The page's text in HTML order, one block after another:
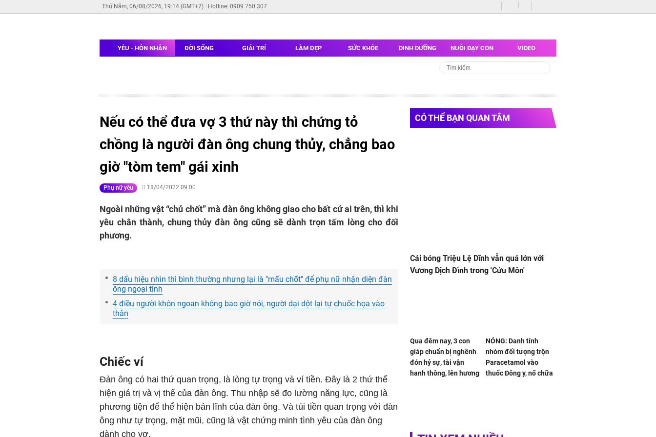
Thứ Năm, 06/08/2026, 19:14 (GMT+7) Hotline: 0909 750 307
YÊU - HÔN NHÂN ĐỜI SỐNG GIẢI TRÍ LÀM ĐẸP SỨC KHỎE DINH DƯỠNG NUÔI DẠY CON VIDEO
Nếu có thể đưa vợ 3 thứ này thì chứng tỏ
chồng là người đàn ông chung thủy, chẳng bao
giờ "tòm tem" gái xinh
Ngoài những vật “chủ chốt” mà đàn ông không giao cho bất cứ ai trên, thì khi
yêu chân thành, chung thủy đàn ông cũng sẽ dành trọn tấm lòng cho đối
8 dấu hiệu nhìn thì bình thường nhưng lại là "mấu chốt" để phụ nữ nhận diện đàn
ông ngoại tình
4 điều người khôn ngoan không bao giờ nói, người dại dột lại tự chuốc họa vào
Đàn ông có hai thứ quan trọng, là lòng tự trọng và ví tiền. Đây là 2 thứ thể
hiện giá trị và vị thế của đàn ông. Thu nhập sẽ đo lường năng lực, cũng là
phương tiện để thể hiện bản lĩnh của đàn ông. Và túi tiền quan trọng với đàn
ông như tự trọng, mặt mũi, cũng là vật chứng minh tình yêu của đàn ông
CÓ THỂ BẠN QUAN TÂM
Cái bóng Triệu Lệ Dĩnh vẫn quá lớn với
Qua đêm nay, 3 con
giáp chuẩn bị nghênh
đón hỷ sự, tài vận
NÓNG: Danh tính
nhóm đối tượng trộn
Paracetamol vào